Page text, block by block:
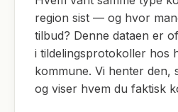
region sist — og hvor
tilbud? Denne dataen er
i tildelingsprotokoller hos
kommune. Vi henter den,
og viser hvem du faktisk